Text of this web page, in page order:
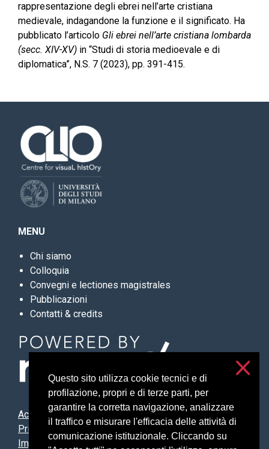
Questo sito utilizza cookie tecnici e di
profilazione, propri e di terze parti, per
garantire la corretta navigazione, analizzare
il traffico e misurare l'efficacia delle attività di
comunicazione istituzionale. Cliccando su
rappresentazione degli ebrei nell’arte cristiana
medievale, indagandone la funzione e il significato. Ha
pubblicato l’articolo Gli ebrei nell’arte cristiana lombarda
(secc. XIV-XV) in “Studi di storia medioevale e di
diplomatica”, N.S. 7 (2023), pp. 391-415.
MENU
Chi siamo
Colloquia
Convegni e lectiones magistrales
Pubblicazioni
Contatti & credits
Accessibilità
Privacy e cookies
Impostazioni cookie